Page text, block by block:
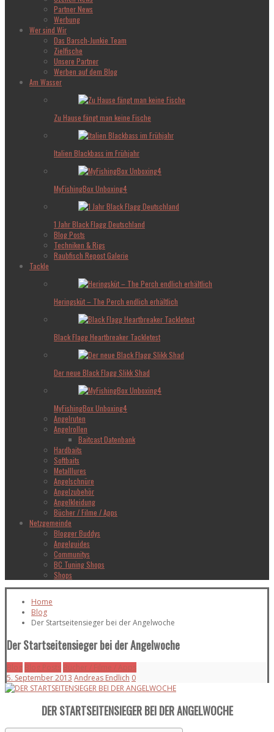
Partner News
Werbung
Wer sind Wir
Das Barsch-Junkie Team
Zielfische
Unsere Partner
Werben auf dem Blog
Am Wasser
Zu Hause fängt man keine Fische
Italien Blackbass im Frühjahr
MyFishingBox Unboxing4
1 Jahr Black Flagg Deutschland
Blog Posts
Techniken & Rigs
Raubfisch Repost Galerie
Tackle
Heringsküt – The Perch endlich erhältlich
Black Flagg Heartbreaker Tackletest
Der neue Black Flagg Slikk Shad
MyFishingBox Unboxing4
Angelruten
Angelrollen
Baitcast Datenbank
Hardbaits
Softbaits
Metalllures
Angelschnüre
Angelzubehör
Angelkleidung
Bücher / Filme / Apps
Netzgemeinde
Blogger Buddys
Angelguides
Communitys
BC Tuning Shops
Shops
Home
Blog
Der Startseitensieger bei der Angelwoche
Der Startseitensieger bei der Angelwoche
Blog Blog Posts Bücher / Filme / Apps
5. September 2013 Andreas Endlich 0
DER STARTSEITENSIEGER BEI DER ANGELWOCHE